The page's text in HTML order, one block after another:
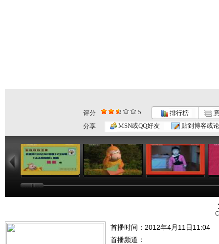
评分 5 排行榜
分享
MSN或QQ好友 贴到博客或
00:00
《小小智慧...
00:00
《小小智慧...
04:41
首播时间：2012年4月11日11:04
首播频道：